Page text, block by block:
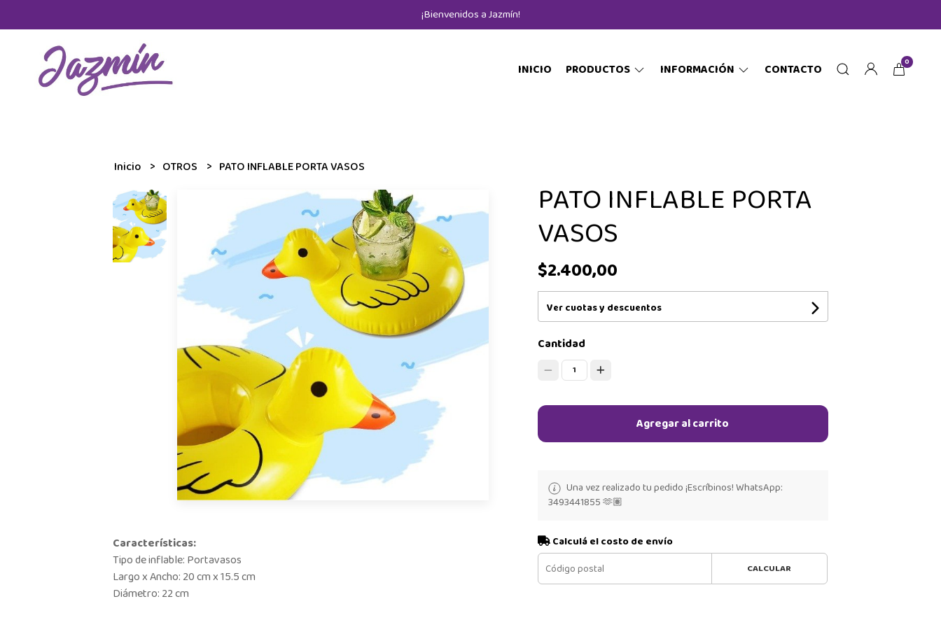
¡Bienvenidos a Jazmín!
INICIO PRODUCTOS INFORMACIÓN CONTACTO 0
Inicio OTROS PATO INFLABLE PORTA VASOS
Características:
Tipo de inflable: Portavasos
Largo x Ancho: 20 cm x 15.5 cm
Diámetro: 22 cm
PATO INFLABLE PORTA
VASOS
$2.400,00
Ver cuotas y descuentos
Cantidad
1
Agregar al carrito
Una vez realizado tu pedido ¡Escríbinos! WhatsApp:
3493441855 🫶🏽
Calculá el costo de envío
CALCULAR